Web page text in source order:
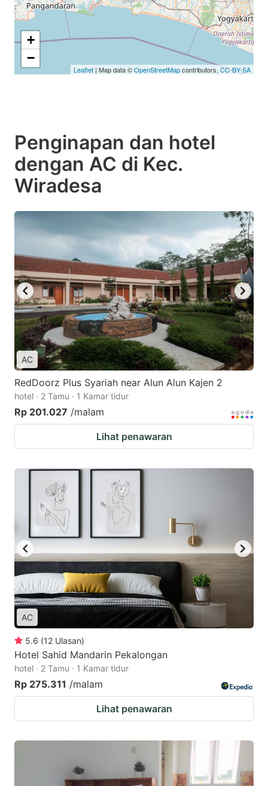
+
−
Leaflet | Map data ©OpenStreetMapcontributors, CC-BY-SA
Penginapan dan hotel
dengan AC di Kec.
Wiradesa
AC
RedDoorz Plus Syariah near Alun Alun Kajen 2
hotel · 2 Tamu · 1 Kamar tidur
Rp 201.027 /malam
Lihat penawaran
AC
5.6 (12 Ulasan)
Hotel Sahid Mandarin Pekalongan
hotel · 2 Tamu · 1 Kamar tidur
Rp 275.311 /malam
Lihat penawaran